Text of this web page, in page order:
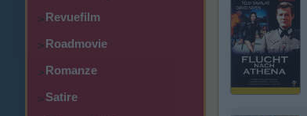
>Revuefilm
>Roadmovie
>Romanze
>Satire